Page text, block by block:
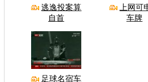
逃逸投案算
自首
上网可
车牌
足球名宿车